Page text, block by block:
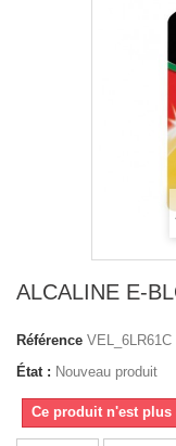
ALCALINE E-
Référence VEL_6LR61C
État : Nouveau produit
Ce produit n'est plus